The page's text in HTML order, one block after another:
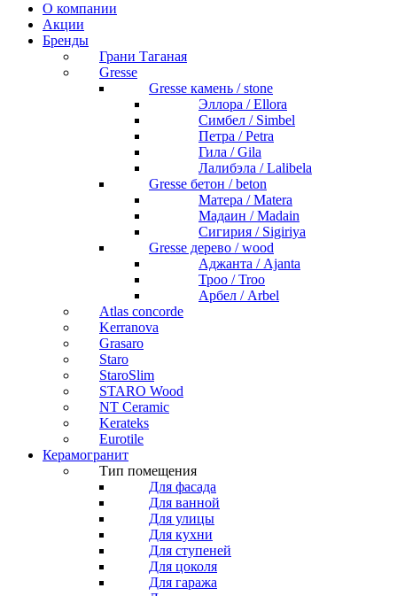
О компании
Акции
Бренды
Грани Таганая
Gresse
Gresse камень / stone
Эллора / Ellora
Симбел / Simbel
Петра / Petra
Гила / Gila
Лалибэла / Lalibela
Gresse бетон / beton
Матера / Matera
Мадаин / Madain
Сигирия / Sigiriya
Gresse дерево / wood
Аджанта / Ajanta
Троо / Troo
Арбел / Arbel
Atlas concorde
Kerranova
Grasaro
Staro
StaroSlim
STARO Wood
NT Ceramic
Kerateks
Eurotile
Керамогранит
Тип помещения
Для фасада
Для ванной
Для улицы
Для кухни
Для ступеней
Для цоколя
Для гаража